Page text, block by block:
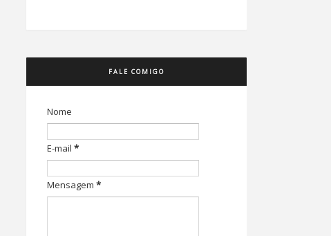
FALE COMIGO
Nome
E-mail *
Mensagem *